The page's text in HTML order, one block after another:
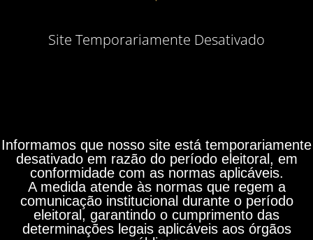
Site Temporariamente Desativado
Informamos que nosso site está temporariamente
desativado em razão do período eleitoral, em
conformidade com as normas aplicáveis.
A medida atende às normas que regem a
comunicação institucional durante o período
eleitoral, garantindo o cumprimento das
determinações legais aplicáveis aos órgãos